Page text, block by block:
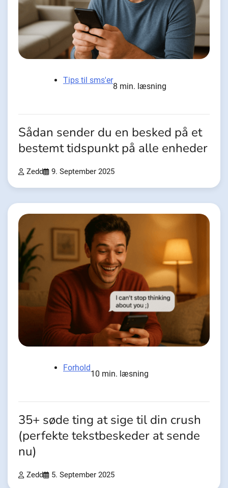
Tips til sms'er
8 min. læsning
Sådan sender du en besked på et
bestemt tidspunkt på alle enheder
Zedd 9. September 2025
Forhold
10 min. læsning
35+ søde ting at sige til din crush
(perfekte tekstbeskeder at sende
nu)
Zedd 5. September 2025